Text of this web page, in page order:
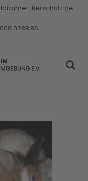
tierschutz.de
0288 86